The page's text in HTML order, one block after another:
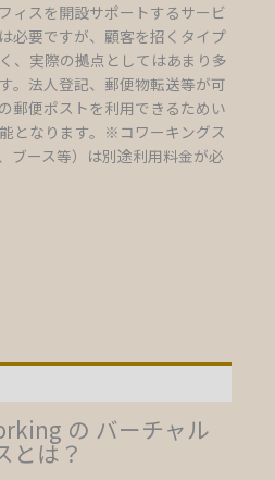
ィスを開設サポートするサービ
必要ですが、顧客を招くタイプ
、実際の拠点としてはあまり多
。法人登記、郵便物転送等が可
郵便ポストを利用できるためい
となります。※コワーキングス
ブース等）は別途利用料金が必
の バーチャル
とは？